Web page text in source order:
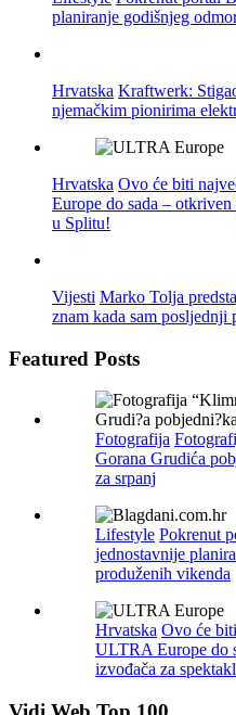
planiranje godišnjeg
Hrvatska Kraftwerk:
njemačkim pionirima
Hrvatska Ovo će biti
Europe do sada –
u Splitu!
Vijesti Marko Tolja
znam kada sam
Featured Posts
Fotografija
Gorana Grudića
za srpanj
Lifestyle Pokrenut
jednostavnije
produženih vikenda
Hrvatska Ovo će
ULTRA Europe do
izvođača za